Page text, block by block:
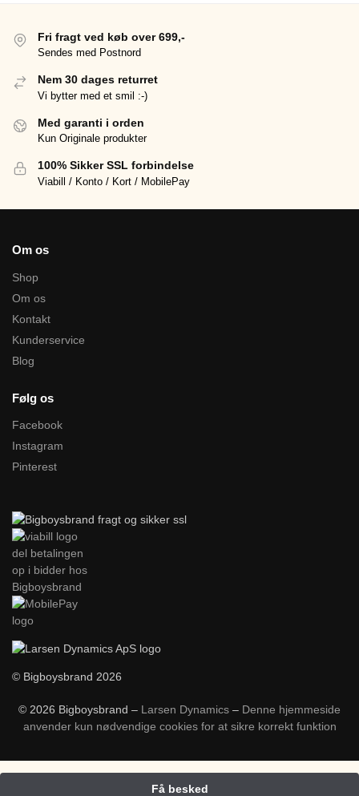
Fri fragt ved køb over 699,-
Sendes med Postnord
Nem 30 dages returret
Vi bytter med et smil :-)
Med garanti i orden
Kun Originale produkter
100% Sikker SSL forbindelse
Viabill / Konto / Kort / MobilePay
Om os
Shop
Om os
Kontakt
Kunderservice
Blog
Følg os
Facebook
Instagram
Pinterest
© Bigboysbrand 2026
© 2026 Bigboysbrand – Larsen Dynamics – Denne hjemmeside
anvender kun nødvendige cookies for at sikre korrekt funktion